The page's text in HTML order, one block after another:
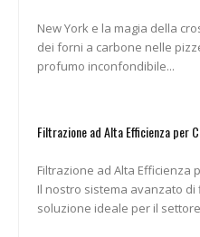
New York e la magia della
dei forni a carbone nelle
profumo inconfondibile...
Filtrazione ad Alta Efficienza per
Filtrazione ad Alta Efficienza
Il nostro sistema avanzato
soluzione ideale per il settore